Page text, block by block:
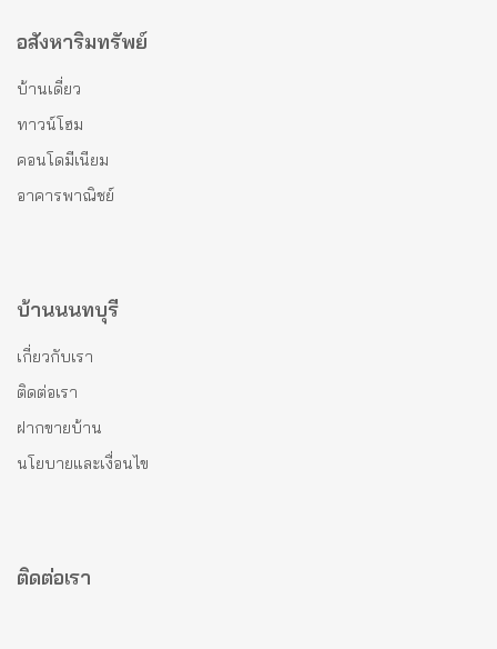
อสังหาริมทรัพย์
บ้านเดี่ยว
ทาวน์โฮม
คอนโดมีเนียม
อาคารพาณิชย์
บ้านนนทบุรี
เกี่ยวกับเรา
ติดต่อเรา
ฝากขายบ้าน
นโยบายและเงื่อนไข
ติดต่อเรา